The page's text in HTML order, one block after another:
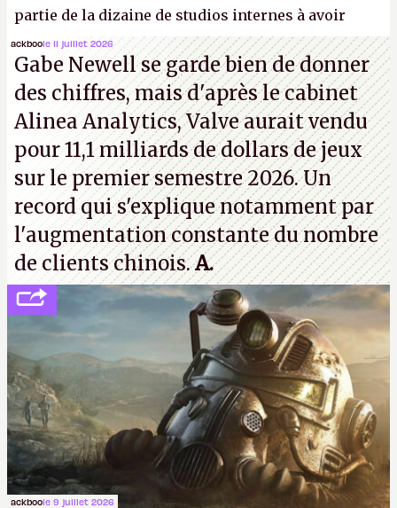
partie de la dizaine de studios internes à avoir
travaillé sur cetAssassin's Creedsous la direction
d'Ubisoft Singapour.A.
ackboole 11 juillet 2026
Gabe Newell se garde bien de donner
des chiffres, mais d'après le cabinet
Alinea Analytics, Valve aurait vendu
pour 11,1 milliards de dollars de jeux
sur le premier semestre 2026. Un
record qui s'explique notamment par
l'augmentation constante du nombre
de clients chinois.A.
ackboole 9 juillet 2026